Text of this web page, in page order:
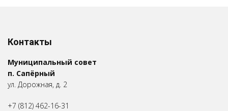
Контакты
Муниципальный совет
п. Сапёрный
ул. Дорожная, д. 2
+7 (812) 462-16-31